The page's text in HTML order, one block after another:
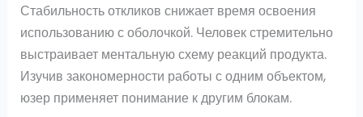
Стабильность откликов снижает время освоения
использованию с оболочкой. Человек стремительно
выстраивает ментальную схему реакций продукта.
Изучив закономерности работы с одним объектом,
юзер применяет понимание к другим блокам.